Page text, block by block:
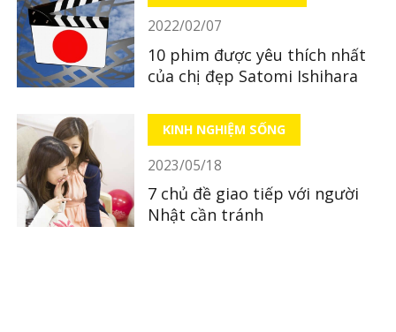
2022/02/07
10 phim được yêu thích nhất
của chị đẹp Satomi Ishihara
KINH NGHIỆM SỐNG
2023/05/18
7 chủ đề giao tiếp với người
Nhật cần tránh